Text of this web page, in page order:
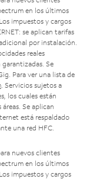
en los últimos
impuestos y cargos
se aplican tarifas
por instalación.
reales
Se
Para ver una lista de
. Servicios sujetos a
los cuales están
Se aplican
está respaldado
una red HFC.
nuevos clientes
en los últimos
impuestos y cargos